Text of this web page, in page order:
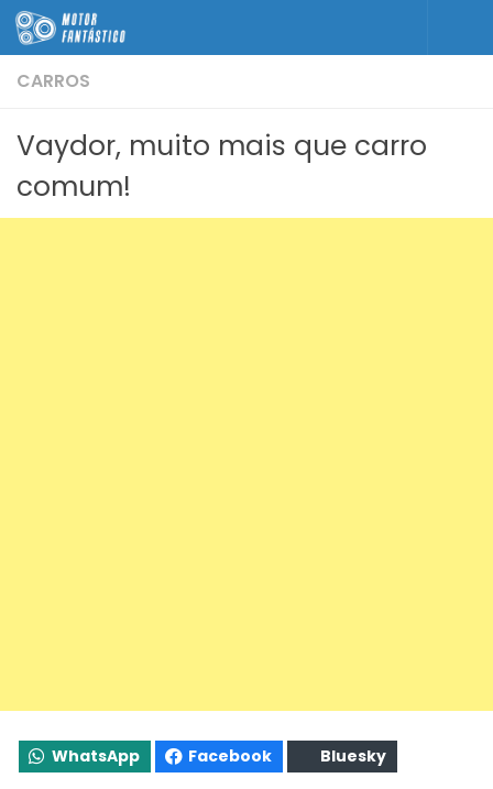
Skip to content
CARROS
Vaydor, muito mais que carro
comum!
WhatsApp Facebook Bluesky